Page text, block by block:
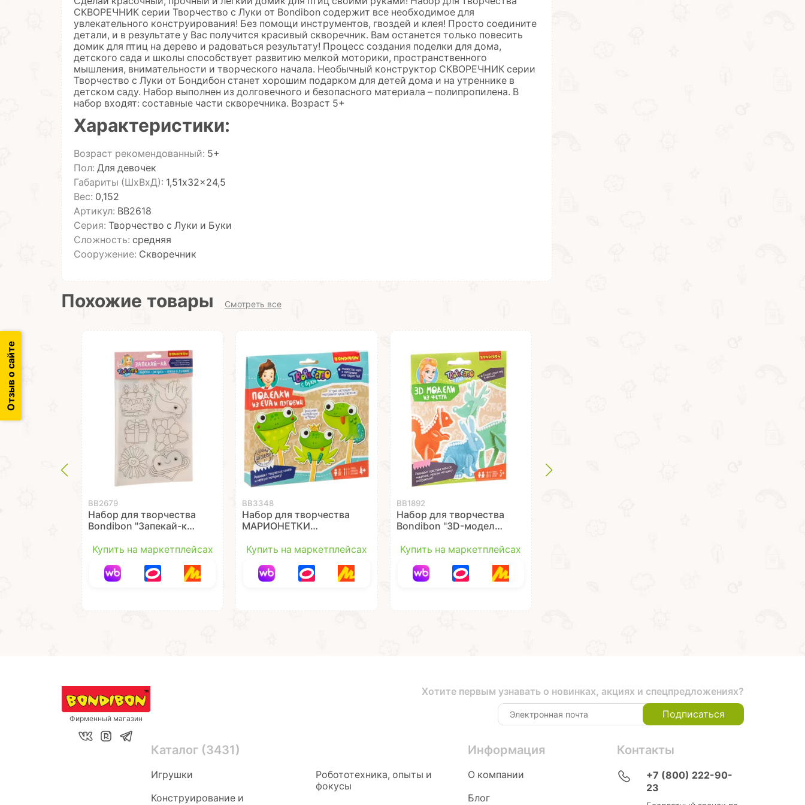
СКВОРЕЧНИК серии Творчество с Луки от Bondibon содержит все необходимое для
увлекательного конструирования! Без помощи инструментов, гвоздей и клея! Просто соедините
детали, и в результате у Вас получится красивый скворечник. Вам останется только повесить
домик для птиц на дерево и радоваться результату! Процесс создания поделки для дома,
детского сада и школы способствует развитию мелкой моторики, пространственного
мышления, внимательности и творческого начала. Необычный конструктор СКВОРЕЧНИК серии
Творчество с Луки от Бондибон станет хорошим подарком для детей дома и на утреннике в
детском саду. Набор выполнен из долговечного и безопасного материала – полипропилена. В
набор входят: составные части скворечника. Возраст 5+
Характеристики:
Возраст рекомендованный: 5+
Пол: Для девочек
Габариты (ШхВхД): 1,51x32x24,5
Вес: 0,152
Артикул: ВВ2618
Серия: Творчество с Луки и Буки
Сложность: средняя
Сооружение: Скворечник
Похожие товары Смотреть все
ВВ2679
Набор для творчества
Bondibon "Запекай-ка"
Купить на маркетплейсах
ВВ3348
Набор для творчества
МАРИОНЕТКИ
из EVA и пуговиц
Bondibon
Купить на маркетплейсах
ВВ1892
Набор для творчества
Bondibon "3D-модели
Купить на маркетплейсах
Отзыв о сайте
Фирменный магазин
Хотите первым узнавать о новинках, акциях и спецпредложениях?
Подписаться
Каталог (3431)
Игрушки
Конструирование и
Робототехника, опыты и
фокусы
Информация
О компании
Блог
Контакты
+7 (800) 222-90-
23